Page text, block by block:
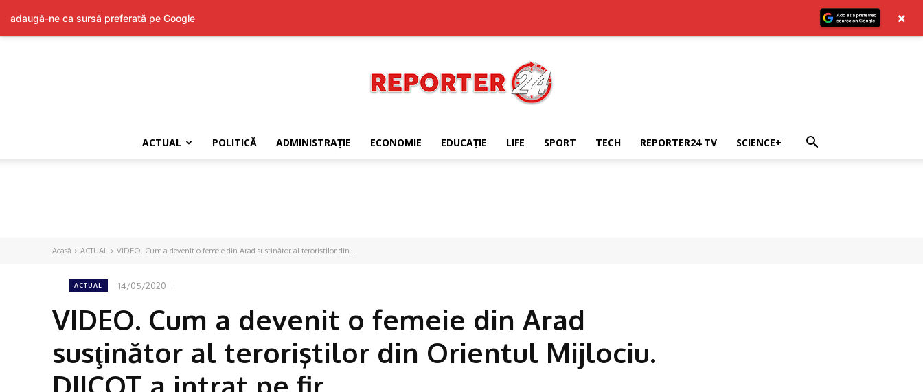
ACTUAL POLITICĂ ADMINISTRAŢIE ECONOMIE EDUCAŢIE LIFE SPORT TECH REPORTER24 TV SCIENCE+
Acasă ACTUAL VIDEO. Cum a devenit o femeie din Arad susţinător al teroriştilor din...
ACTUAL 14/05/2020
VIDEO. Cum a devenit o femeie din Arad
susţinător al teroriştilor din Orientul Mijlociu.
DIICOT a intrat pe fir
adaugă-ne ca sursă preferată pe Google ×